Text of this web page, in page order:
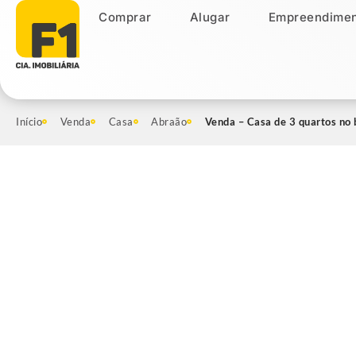
Comprar Alugar
Comprar Alugar
Início Venda Casa Abraão Venda – Casa de 3 quartos